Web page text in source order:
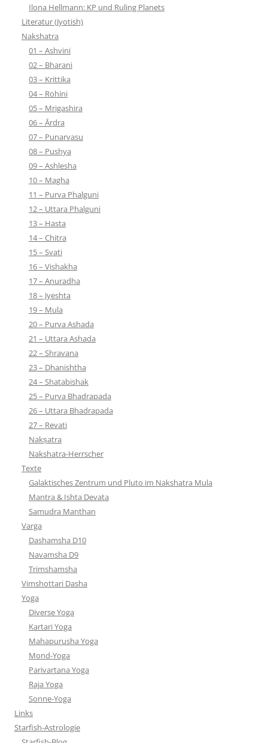
Ilona Hellmann: KP und Ruling Planets
Literatur (Jyotish)
Nakshatra
01 – Ashvini
02 – Bharani
03 – Krittika
04 – Rohini
05 – Mrigashira
06 – Ārdra
07 – Punarvasu
08 – Pushya
09 – Ashlesha
10 – Magha
11 – Purva Phalguni
12 – Uttara Phalguni
13 – Hasta
14 – Chitra
15 – Svati
16 – Vishakha
17 – Anuradha
18 – Jyeshta
19 – Mula
20 – Purva Ashada
21 – Uttara Ashada
22 – Shravana
23 – Dhanishtha
24 – Shatabishak
25 – Purva Bhadrapada
26 – Uttara Bhadrapada
27 – Revati
Nakṣatra
Nakshatra-Herrscher
Texte
Galaktisches Zentrum und Pluto im Nakshatra Mula
Mantra & Ishta Devata
Samudra Manthan
Varga
Dashamsha D10
Navamsha D9
Trimshamsha
Vimshottari Dasha
Yoga
Diverse Yoga
Kartari Yoga
Mahapurusha Yoga
Mond-Yoga
Parivartana Yoga
Raja Yoga
Sonne-Yoga
Links
Starfish-Astrologie